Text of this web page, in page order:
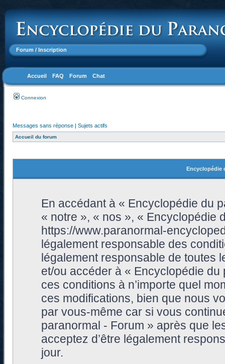
Forum / Inscription
Accueil FAQ Forum Chat
Connexion
Messages sans réponse | Sujets actifs
Accueil du forum
Encyclopédie
En accédant à « Encyclopédie du
« notre », « nos », « Encyclopédie
https://www.paranormal-
légalement responsable des
légalement responsable de toutes
et/ou accéder à « Encyclopédie
ces conditions à n’importe quel
ces modifications, bien que nous
par vous-même car si vous
paranormal - Forum » après que
acceptez d’être légalement
jour.